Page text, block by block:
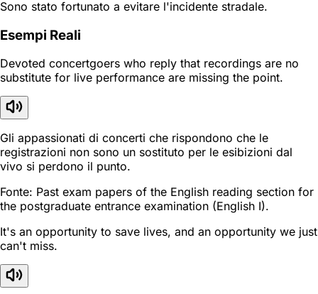
Sono stato fortunato a evitare l'incidente stradale.
Esempi Reali
Devoted concertgoers who reply that recordings are no
substitute for live performance are missing the point.
Gli appassionati di concerti che rispondono che le
registrazioni non sono un sostituto per le esibizioni dal
vivo si perdono il punto.
Fonte: Past exam papers of the English reading section for
the postgraduate entrance examination (English I).
It's an opportunity to save lives, and an opportunity we just
can't miss.